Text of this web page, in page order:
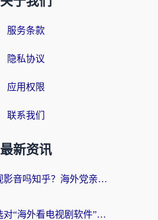
服务条款
隐私协议
应用权限
联系我们
最新资讯
国外可以看央视影音吗知乎？海外党亲测有效的回国加速方案
海外党必看：选对“海外看电视剧软件”，再也不用愁国内剧刷不了